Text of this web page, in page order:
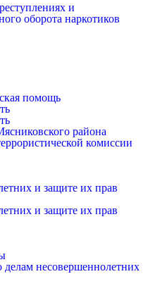
и
оборота наркотиков
помощь
района
комиссии
и защите их прав
и защите их прав
несовершеннолетних